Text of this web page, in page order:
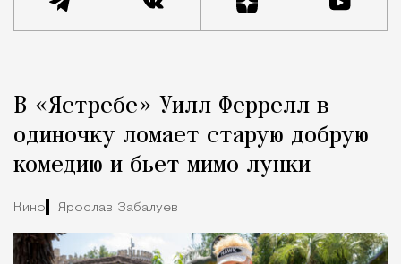
Город
В «Ястребе» Уилл Феррелл в
одиночку ломает старую добрую
комедию и бьет мимо лунки
Кино Ярослав Забалуев